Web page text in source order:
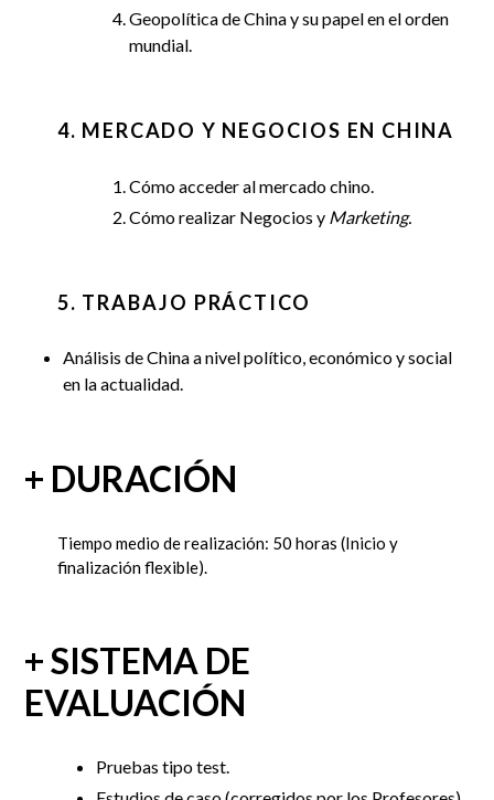
Geopolítica de China y su papel en el orden
mundial.
4. MERCADO Y NEGOCIOS EN CHINA
Cómo acceder al mercado chino.
Cómo realizar Negocios y Marketing.
5. TRABAJO PRÁCTICO
Análisis de China a nivel político, económico y social
en la actualidad.
+ DURACIÓN
Tiempo medio de realización: 50 horas (Inicio y
finalización flexible).
+ SISTEMA DE
EVALUACIÓN
Pruebas tipo test.